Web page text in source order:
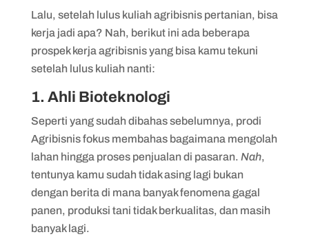
Lalu, setelah lulus kuliah agribisnis pertanian, bisa
kerja jadi apa? Nah, berikut ini ada beberapa
prospek kerja agribisnis yang bisa kamu tekuni
setelah lulus kuliah nanti:
1. Ahli Bioteknologi
Seperti yang sudah dibahas sebelumnya, prodi
Agribisnis fokus membahas bagaimana mengolah
lahan hingga proses penjualan di pasaran. Nah,
tentunya kamu sudah tidak asing lagi bukan
dengan berita di mana banyak fenomena gagal
panen, produksi tani tidak berkualitas, dan masih
banyak lagi.